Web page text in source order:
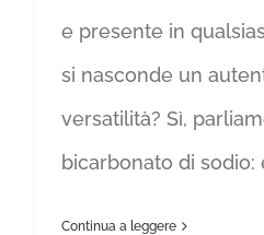
e presente in
si nasconde un
versatilità? Sì,
bicarbonato di sodio:
Continua a leggere